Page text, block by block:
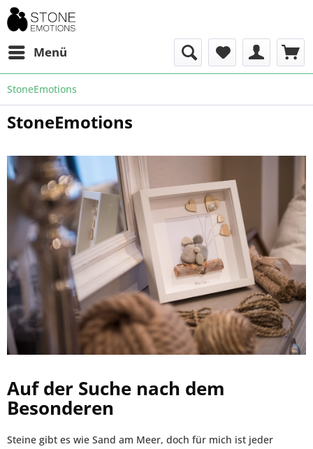
Menü
StoneEmotions
StoneEmotions
Auf der Suche nach dem
Besonderen
Steine gibt es wie Sand am Meer, doch für mich ist jeder